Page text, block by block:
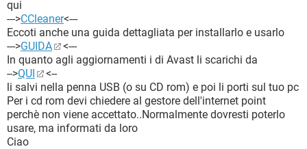
qui
--->CCleaner<---
Eccoti anche una guida dettagliata per installarlo e usarlo
--->GUIDA
<---
In quanto agli aggiornamenti i di Avast li scarichi da
-->QUI
<--
li salvi nella penna USB (o su CD rom) e poi li porti sul tuo pc
Per i cd rom devi chiedere al gestore dell'internet point
perchè non viene accettato..Normalmente dovresti poterlo
usare, ma informati da loro
Ciao